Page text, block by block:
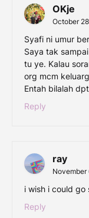
OKje
October
Syafi ni umur
Saya tak
tu ye. Kalau
org mcm
Entah bilalah
Reply
ray
November
i wish i could go
Reply